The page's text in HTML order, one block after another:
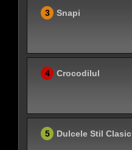
3 Snapi
4 Crocodilul
5 Dulcele Stil Clasic